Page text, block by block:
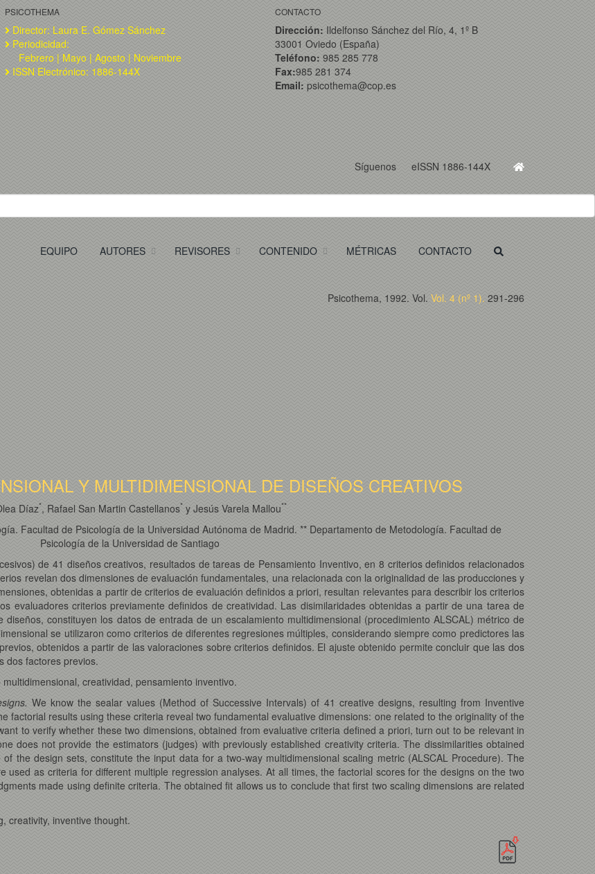
PSICOTHEMA
Director: Laura E. Gómez Sánchez
Periodicidad:
Febrero | Mayo | Agosto | Noviembre
ISSN Electrónico: 1886-144X
CONTACTO
Dirección: Ildelfonso Sánchez del Río, 4, 1º B
33001 Oviedo (España)
Teléfono: 985 285 778
Fax:985 281 374
Email: psicothema@cop.es
Síguenos eISSN 1886-144X
EQUIPO AUTORES REVISORES CONTENIDO MÉTRICAS CONTACTO
Psicothema, 1992. Vol. Vol. 4 (nº 1). 291-296
Y MULTIDIMENSIONAL DE DISEÑOS CREATIVOS
Díaz*, Rafael San Martin Castellanos* y Jesús Varela Mallou**
Facultad de Psicología de la Universidad Autónoma de Madrid. ** Departamento de Metodología. Facultad de
Psicología de la Universidad de Santiago
de 41 diseños creativos, resultados de tareas de Pensamiento Inventivo, en 8 criterios definidos relacionados
revelan dos dimensiones de evaluación fundamentales, una relacionada con la originalidad de las producciones y
obtenidas a partir de criterios de evaluación definidos a priori, resultan relevantes para describir los criterios
evaluadores criterios previamente definidos de creatividad. Las disimilaridades obtenidas a partir de una tarea de
constituyen los datos de entrada de un escalamiento multidimensional (procedimiento ALSCAL) métrico de
se utilizaron como criterios de diferentes regresiones múltiples, considerando siempre como predictores las
obtenidos a partir de las valoraciones sobre criterios definidos. El ajuste obtenido permite concluir que las dos
dos factores previos.
creatividad, pensamiento inventivo.
We know the sealar values (Method of Successive Intervals) of 41 creative designs, resulting from Inventive
factorial results using these criteria reveal two fundamental evaluative dimensions: one related to the originality of the
to verify whether these two dimensions, obtained from evaluative criteria defined a priori, turn out to be relevant in
does not provide the estimators (judges) with previously established creativity criteria. The dissimilarities obtained
the design sets, constitute the input data for a two-way multidimensional scaling metric (ALSCAL Procedure). The
used as criteria for different multiple regression analyses. At all times, the factorial scores for the designs on the two
made using definite criteria. The obtained fit allows us to conclude that first two scaling dimensions are related
creativity, inventive thought.